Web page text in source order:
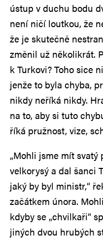
ústup v duchu bodu
není ničí loutkou, že
že je skutečně
změnil už několikrát.
k Turkovi? Toho sice
jenže to byla chyba,
nikdy neříká nikdy.
na to, aby si tuto
říká pružnost, vize,
„Mohli jsme mít
velkorysý a dal šanci
jaký by byl ministr,“
začátkem února.
kdyby se „chvilkaři“
jiných dvou hrubých